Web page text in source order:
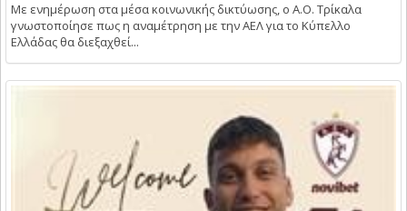
Με ενημέρωση στα μέσα κοινωνικής δικτύωσης, ο Α.Ο. Τρίκαλα
γνωστοποίησε πως η αναμέτρηση με την ΑΕΛ για το Κύπελλο
Ελλάδας θα διεξαχθεί...